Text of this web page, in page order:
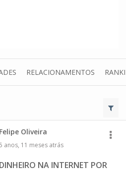
RELACIONAMENTOS
Felipe Oliveira
anos, 11 meses atrás
NA INTERNET POR